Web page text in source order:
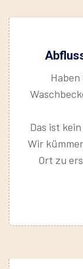
Das ist
Wir
Ort zu